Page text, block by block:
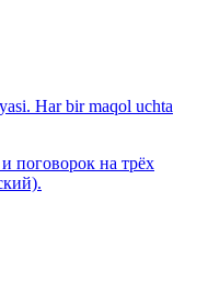
Har bir maqol uchta
поговорок на трёх